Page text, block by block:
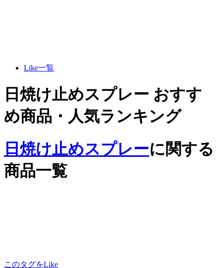
Like一覧
日焼け止めスプレー おすす
め商品・人気ランキング
日焼け止めスプレーに関する
商品一覧
このタグをLike